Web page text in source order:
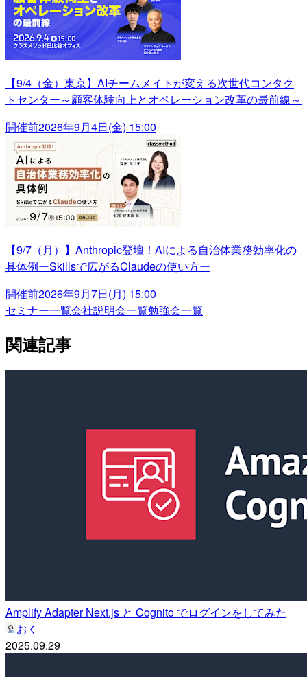
【9/4（金）東京】AIチームメイトが変える次世代コンタク
トセンター～顧客体験向上とオペレーション改革の最前線～
開催前2026年9月4日(金) 15:00
【9/7（月）】Anthropic登壇！AIによる自治体業務効率化の
具体例ーSkillsで広がるClaudeの使い方ー
開催前2026年9月7日(月) 15:00
セミナー一覧会社説明会一覧勉強会一覧
関連記事
Amplify Adapter Next.js と Cognito でログインをしてみた
おく
2025.09.29